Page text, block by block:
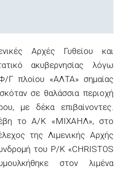
Αρχές Γυθείου και
ακυβερνησίας λόγω
Γ πλοίου «ΑΛΤΑ» σημαίας
σε θαλάσσια περιοχή
με δέκα επιβαίνοντες.
το Α/Κ «ΜΙΧΑΗΛ», στο
της Λιμενικής Αρχής
του Ρ/Κ «CHRISTOS
στον λιμένα